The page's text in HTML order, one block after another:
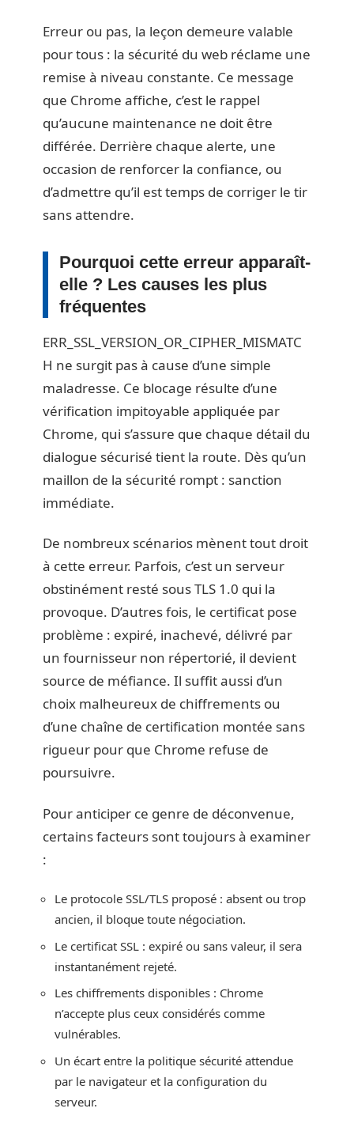
Erreur ou pas, la leçon demeure valable
pour tous : la sécurité du web réclame une
remise à niveau constante. Ce message
que Chrome affiche, c’est le rappel
qu’aucune maintenance ne doit être
différée. Derrière chaque alerte, une
occasion de renforcer la confiance, ou
d’admettre qu’il est temps de corriger le tir
sans attendre.
Pourquoi cette erreur apparaît-
elle ? Les causes les plus
fréquentes
ERR_SSL_VERSION_OR_CIPHER_MISMATC
H ne surgit pas à cause d’une simple
maladresse. Ce blocage résulte d’une
vérification impitoyable appliquée par
Chrome, qui s’assure que chaque détail du
dialogue sécurisé tient la route. Dès qu’un
maillon de la sécurité rompt : sanction
immédiate.
De nombreux scénarios mènent tout droit
à cette erreur. Parfois, c’est un serveur
obstinément resté sous TLS 1.0 qui la
provoque. D’autres fois, le certificat pose
problème : expiré, inachevé, délivré par
un fournisseur non répertorié, il devient
source de méfiance. Il suffit aussi d’un
choix malheureux de chiffrements ou
d’une chaîne de certification montée sans
rigueur pour que Chrome refuse de
poursuivre.
Pour anticiper ce genre de déconvenue,
certains facteurs sont toujours à examiner
:
Le protocole SSL/TLS proposé : absent ou trop
ancien, il bloque toute négociation.
Le certificat SSL : expiré ou sans valeur, il sera
instantanément rejeté.
Les chiffrements disponibles : Chrome
n’accepte plus ceux considérés comme
vulnérables.
Un écart entre la politique sécurité attendue
par le navigateur et la configuration du
serveur.